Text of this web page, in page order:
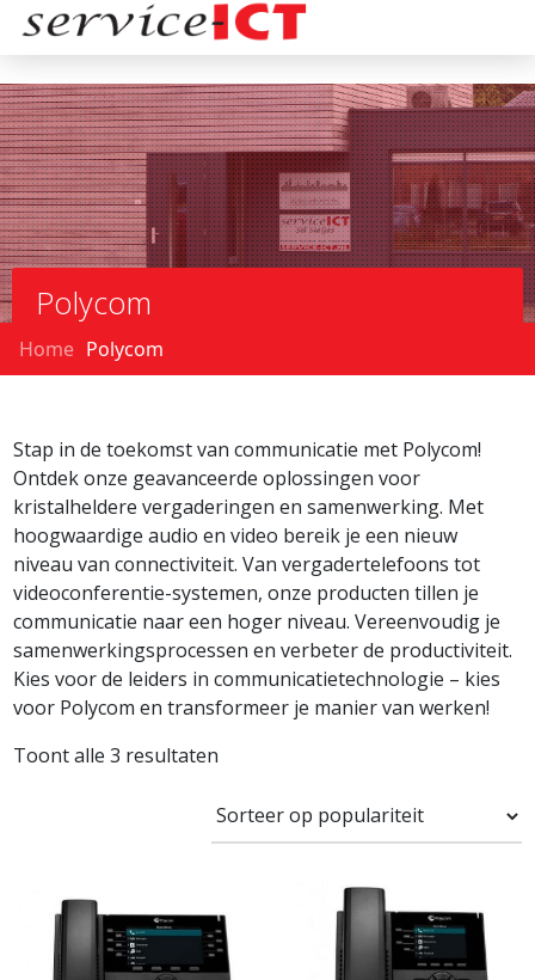
Polycom
Home Polycom
Stap in de toekomst van communicatie met Polycom!
Ontdek onze geavanceerde oplossingen voor
kristalheldere vergaderingen en samenwerking. Met
hoogwaardige audio en video bereik je een nieuw
niveau van connectiviteit. Van vergadertelefoons tot
videoconferentie-systemen, onze producten tillen je
communicatie naar een hoger niveau. Vereenvoudig je
samenwerkingsprocessen en verbeter de productiviteit.
Kies voor de leiders in communicatietechnologie – kies
voor Polycom en transformeer je manier van werken!
Toont alle 3 resultaten